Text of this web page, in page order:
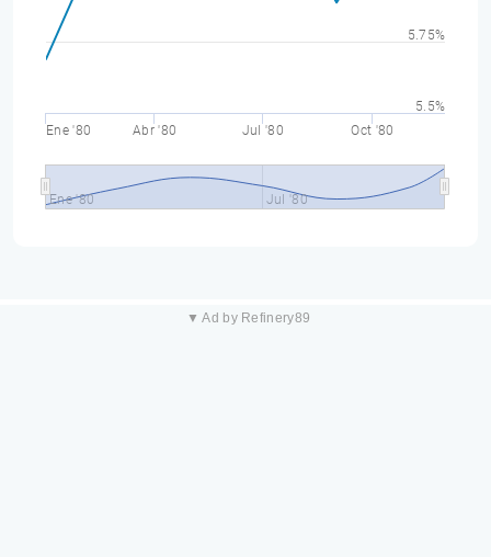
Ene '80 Abr '80 Jul '80 Oct '80
Ene '80 Jul '80
5.5%
5.75%
▼ Ad by Refinery89